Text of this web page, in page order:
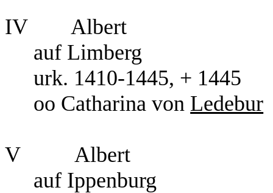
IV
Albert
auf Limberg
urk. 1410-1445, + 1445
oo Catharina von Ledebur
V
Albert
auf Ippenburg